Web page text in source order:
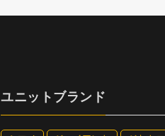
ユニットブランド